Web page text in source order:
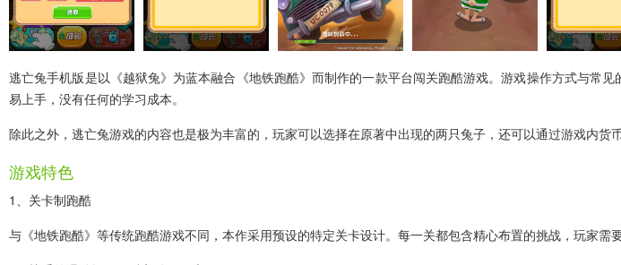
逃亡兔手机版是以《越狱兔》为蓝本融合《地铁跑酷》而制作的一款平台闯关跑酷游戏。游戏操作方式与常
易上手，没有任何的学习成本。
除此之外，逃亡兔游戏的内容也是极为丰富的，玩家可以选择在原著中出现的两只兔子，还可以通过游戏内
游戏特色
1、关卡制跑酷
与《地铁跑酷》等传统跑酷游戏不同，本作采用预设的特定关卡设计。每一关都包含精心布置的挑战，玩家需